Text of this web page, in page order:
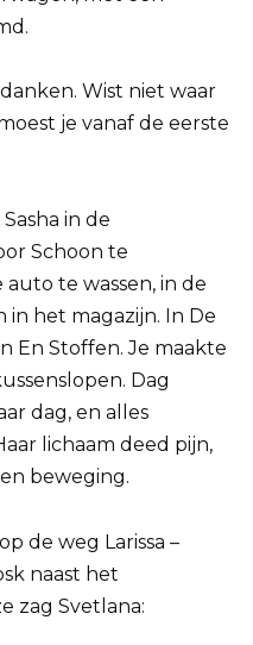
Wist niet waar
je vanaf de eerste
in de
Schoon te
te wassen, in de
in het magazijn. In De
En Stoffen. Je maakte
Dag
dag, en alles
lichaam deed pijn,
beweging.
de weg Larissa –
naast het
zag Svetlana: